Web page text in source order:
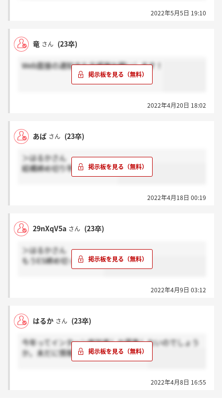
2022年5月5日 19:10
竜 さん (23卒)
Web面接の通知きた方感謝お願いします！
2022年4月20日 18:02
あぱ さん (23卒)
＞はるかさん
結構締め切り早かったです。
2022年4月18日 00:19
29nXqV5a さん (23卒)
＞はるかさん
もうES締め切ってますよ
2022年4月9日 03:12
はるか さん (23卒)
今年ってインターン参加者しか募集しないのでしょう
か。未だに情報が何も来ないのですが
2022年4月8日 16:55